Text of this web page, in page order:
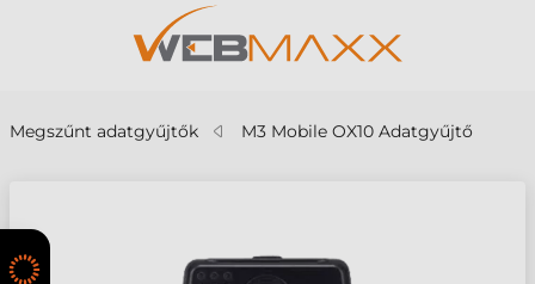
Megszűnt adatgyűjtők M3 Mobile OX10 Adatgyűjtő